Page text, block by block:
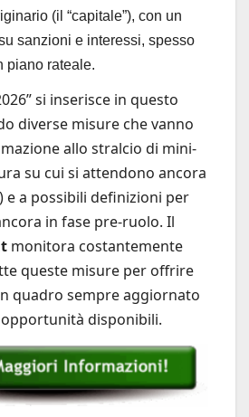
(il “capitale”), con un
sanzioni e interessi, spesso
piano rateale.
si inserisce in questo
diverse misure che vanno
allo stralcio di mini-
su cui si attendono ancora
e a possibili definizioni per
in fase pre-ruolo. Il
monitora costantemente
queste misure per offrire
quadro sempre aggiornato
disponibili.